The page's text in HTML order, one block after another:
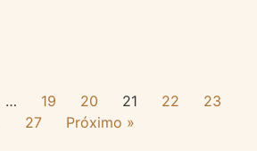
… 19 20 21 22
23
27 Próximo »